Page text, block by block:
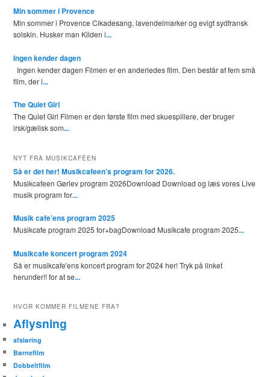
Min sommer i Provence
Min sommer i Provence Cikadesang, lavendelmarker og evigt sydfransk
solskin. Husker man Kilden i...
Ingen kender dagen
Ingen kender dagen Filmen er en anderledes film. Den består af fem små
film, der i...
The Quiet Girl
The Quiet Girl Filmen er den første film med skuespillere, der bruger
irsk/gælisk som...
NYT FRA MUSIKCAFÉEN
Så er det her! Musikcafeen’s program for 2026.
Musikcafeen Gørlev program 2026Download Download og læs vores Live
musik program for...
Musik cafe’ens program 2025
Musikcafe program 2025 for+bagDownload Musikcafe program 2025...
Musikcafe koncert program 2024
Så er musikcafe'ens koncert program for 2024 her! Tryk på linket
herunder!! for at se...
HVOR KOMMER FILMENE FRA?
Aflysning
afsløring
Børnefilm
Dobbeltfilm